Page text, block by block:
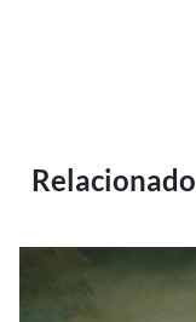
Relacionado